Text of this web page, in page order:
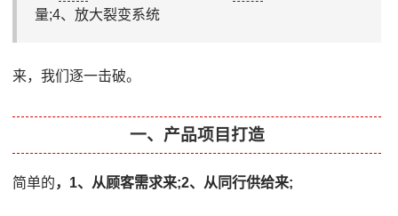
量;4、放大裂变系统
来，我们逐一击破。
一、产品项目打造
简单的，1、从顾客需求来;2、从同行供给来;